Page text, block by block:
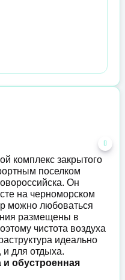
комплекс закрытого
поселком
Он
на черноморском
можно любоваться
размещены в
чистота воздуха
идеально
и для отдыха.
и обустроенная